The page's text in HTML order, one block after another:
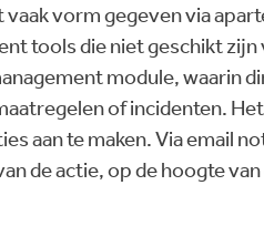
vorm gegeven via
tools die niet geschikt zijn
module, waarin
of incidenten.
aan te maken. Via email
de actie, op de hoogte